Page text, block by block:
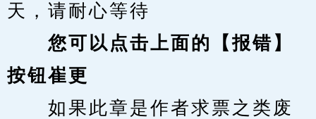
天，请耐心等待
您可以点击上面的【报错】
按钮崔更
如果此章是作者求票之类废